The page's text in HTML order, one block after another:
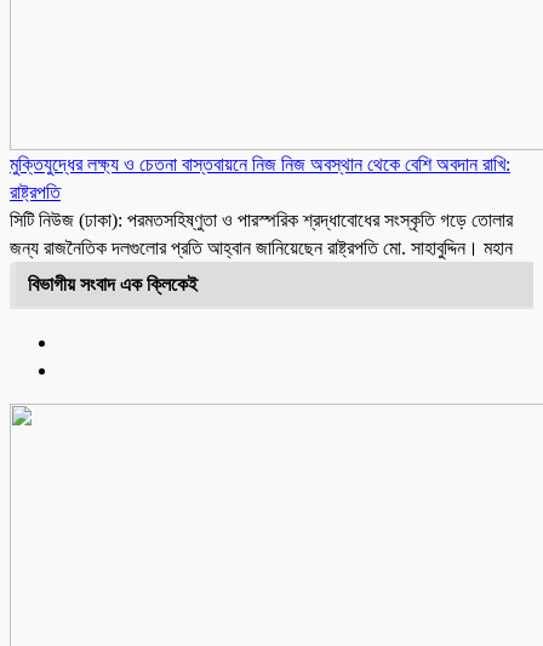
মুক্তিযুদ্ধের লক্ষ্য ও চেতনা বাস্তবায়নে নিজ নিজ অবস্থান থেকে বেশি অবদান রাখি:
রাষ্ট্রপতি
সিটি নিউজ (ঢাকা): পরমতসহিষ্ণুতা ও পারস্পরিক শ্রদ্ধাবোধের সংস্কৃতি গড়ে তোলার
জন্য রাজনৈতিক দলগুলোর প্রতি আহ্বান জানিয়েছেন রাষ্ট্রপতি মো. সাহাবুদ্দিন। মহান
বিভাগীয় সংবাদ এক ক্লিকেই